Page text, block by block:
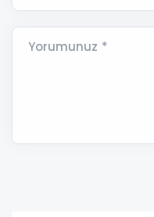
Yorumunuz *